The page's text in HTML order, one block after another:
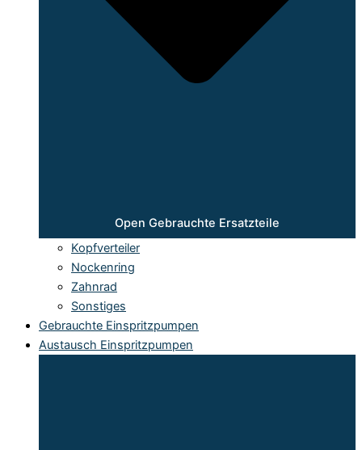
Open Gebrauchte Ersatzteile
Kopfverteiler
Nockenring
Zahnrad
Sonstiges
Gebrauchte Einspritzpumpen
Austausch Einspritzpumpen